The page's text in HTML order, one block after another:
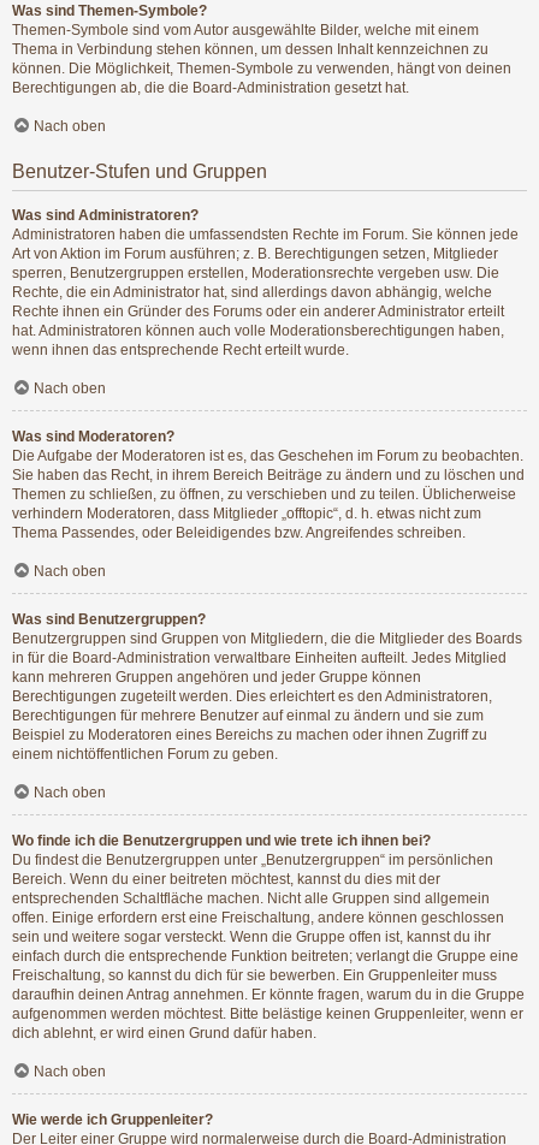
Was sind Themen-Symbole?
Themen-Symbole sind vom Autor ausgewählte Bilder, welche mit einem
Thema in Verbindung stehen können, um dessen Inhalt kennzeichnen zu
können. Die Möglichkeit, Themen-Symbole zu verwenden, hängt von deinen
Berechtigungen ab, die die Board-Administration gesetzt hat.
Nach oben
Benutzer-Stufen und Gruppen
Was sind Administratoren?
Administratoren haben die umfassendsten Rechte im Forum. Sie können jede
Art von Aktion im Forum ausführen; z. B. Berechtigungen setzen, Mitglieder
sperren, Benutzergruppen erstellen, Moderationsrechte vergeben usw. Die
Rechte, die ein Administrator hat, sind allerdings davon abhängig, welche
Rechte ihnen ein Gründer des Forums oder ein anderer Administrator erteilt
hat. Administratoren können auch volle Moderationsberechtigungen haben,
wenn ihnen das entsprechende Recht erteilt wurde.
Nach oben
Was sind Moderatoren?
Die Aufgabe der Moderatoren ist es, das Geschehen im Forum zu beobachten.
Sie haben das Recht, in ihrem Bereich Beiträge zu ändern und zu löschen und
Themen zu schließen, zu öffnen, zu verschieben und zu teilen. Üblicherweise
verhindern Moderatoren, dass Mitglieder „offtopic“, d. h. etwas nicht zum
Thema Passendes, oder Beleidigendes bzw. Angreifendes schreiben.
Nach oben
Was sind Benutzergruppen?
Benutzergruppen sind Gruppen von Mitgliedern, die die Mitglieder des Boards
in für die Board-Administration verwaltbare Einheiten aufteilt. Jedes Mitglied
kann mehreren Gruppen angehören und jeder Gruppe können
Berechtigungen zugeteilt werden. Dies erleichtert es den Administratoren,
Berechtigungen für mehrere Benutzer auf einmal zu ändern und sie zum
Beispiel zu Moderatoren eines Bereichs zu machen oder ihnen Zugriff zu
einem nichtöffentlichen Forum zu geben.
Nach oben
Wo finde ich die Benutzergruppen und wie trete ich ihnen bei?
Du findest die Benutzergruppen unter „Benutzergruppen“ im persönlichen
Bereich. Wenn du einer beitreten möchtest, kannst du dies mit der
entsprechenden Schaltfläche machen. Nicht alle Gruppen sind allgemein
offen. Einige erfordern erst eine Freischaltung, andere können geschlossen
sein und weitere sogar versteckt. Wenn die Gruppe offen ist, kannst du ihr
einfach durch die entsprechende Funktion beitreten; verlangt die Gruppe eine
Freischaltung, so kannst du dich für sie bewerben. Ein Gruppenleiter muss
daraufhin deinen Antrag annehmen. Er könnte fragen, warum du in die Gruppe
aufgenommen werden möchtest. Bitte belästige keinen Gruppenleiter, wenn er
dich ablehnt, er wird einen Grund dafür haben.
Nach oben
Wie werde ich Gruppenleiter?
Der Leiter einer Gruppe wird normalerweise durch die Board-Administration